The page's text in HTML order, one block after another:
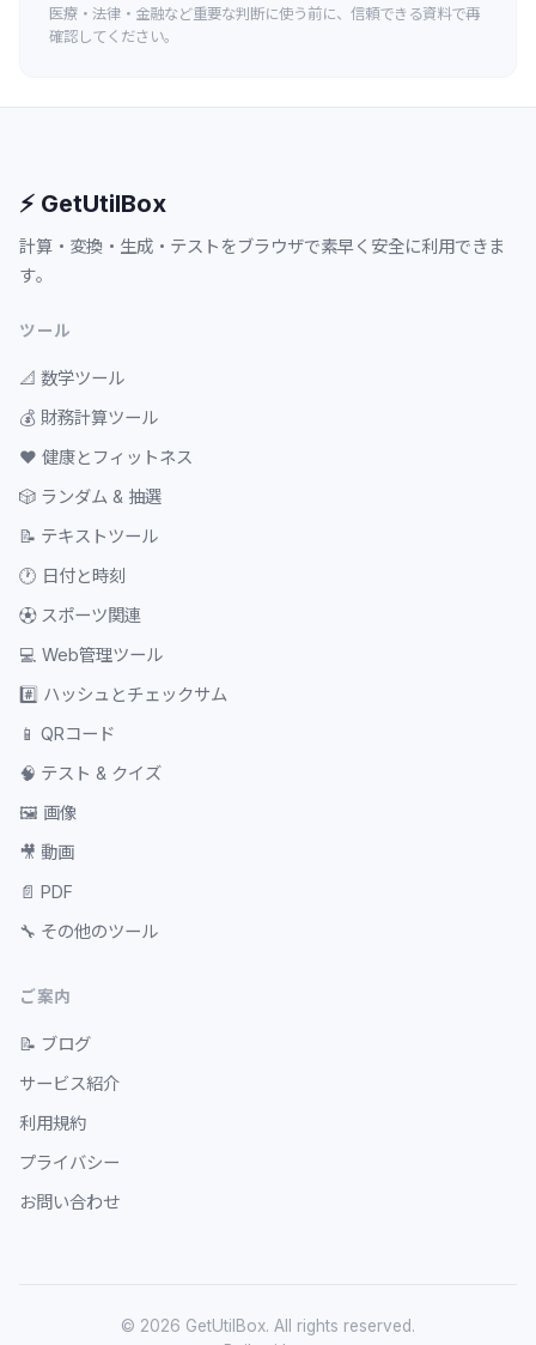
医療・法律・金融など重要な判断に使う前に、信頼できる資料で再
確認してください。
⚡ GetUtilBox
計算・変換・生成・テストをブラウザで素早く安全に利用できま
す。
ツール
📐 数学ツール
💰 財務計算ツール
❤️ 健康とフィットネス
🎲 ランダム & 抽選
📝 テキストツール
🕐 日付と時刻
⚽ スポーツ関連
💻 Web管理ツール
#️⃣ ハッシュとチェックサム
📱 QRコード
🧠 テスト & クイズ
🖼️ 画像
🎥 動画
📄 PDF
🔧 その他のツール
ご案内
📝 ブログ
サービス紹介
利用規約
プライバシー
お問い合わせ
© 2026 GetUtilBox. All rights reserved.